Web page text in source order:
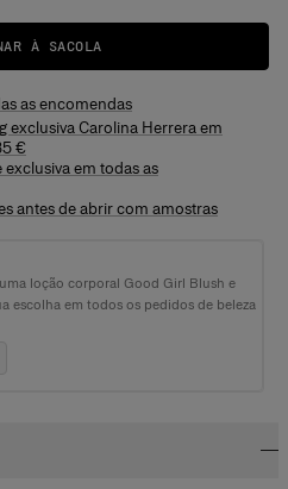
À SACOLA
as encomendas
exclusiva Carolina Herrera em
€
em todas as
antes de abrir com amostras
loção corporal Good Girl Blush e
escolha em todos os pedidos de beleza